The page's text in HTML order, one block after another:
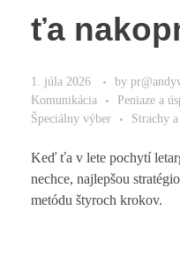
ťa
1. júla 2026 by
Komunikácia
Peniaze a
Špeciálny výber
Strachy
Keď ťa v lete pochytí
nechce, najlepšou
metódu štyroch krokov.